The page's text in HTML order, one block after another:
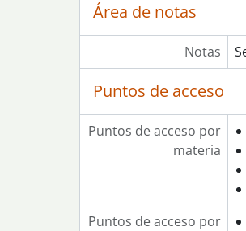
Área de notas
Notas
Puntos de acceso
Puntos de acceso por
materia
Puntos de acceso por